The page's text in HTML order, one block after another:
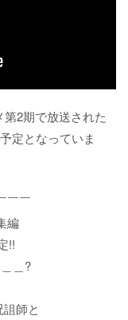
2期で放送された
定となっていま
￣￣
編
!!
＿?
師と